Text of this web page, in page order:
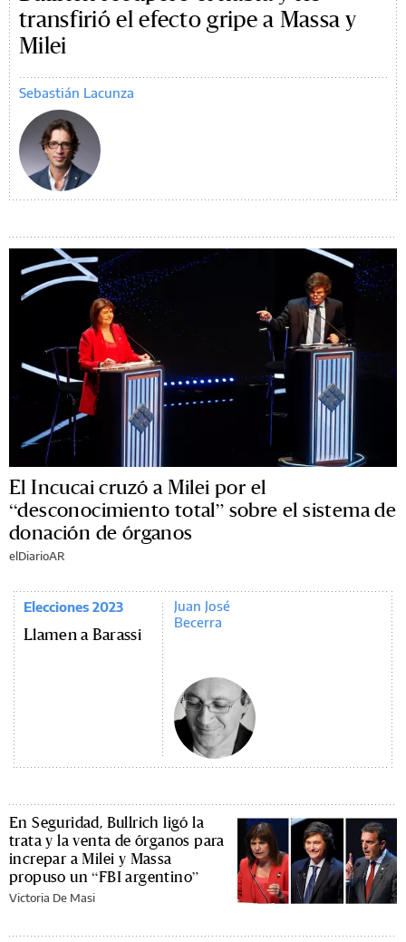
transfirió el efecto gripe a Massa y
Milei
Sebastián Lacunza
El Incucai cruzó a Milei por el
“desconocimiento total” sobre el sistema de
donación de órganos
elDiarioAR
Elecciones 2023
Llamen a Barassi
Juan José
Becerra
En Seguridad, Bullrich ligó la
trata y la venta de órganos para
increpar a Milei y Massa
propuso un “FBI argentino”
Victoria De Masi